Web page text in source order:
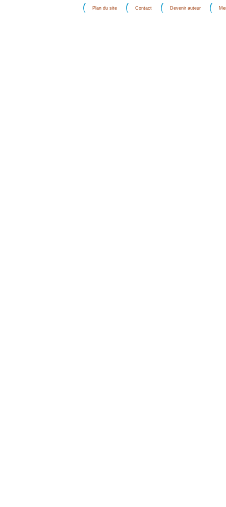
Plan du site Contact Devenir auteur